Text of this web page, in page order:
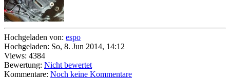
Hochgeladen von: espo
Hochgeladen: So, 8. Jun 2014, 14:12
Views: 4384
Bewertung: Nicht bewertet
Kommentare: Noch keine Kommentare